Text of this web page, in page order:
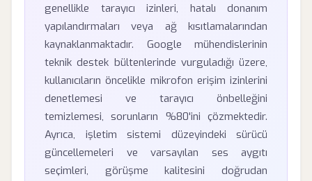
genellikle tarayıcı izinleri, hatalı donanım
yapılandırmaları veya ağ kısıtlamalarından
kaynaklanmaktadır. Google mühendislerinin
teknik destek bültenlerinde vurguladığı üzere,
kullanıcıların öncelikle mikrofon erişim izinlerini
denetlemesi ve tarayıcı önbelleğini
temizlemesi, sorunların %80'ini çözmektedir.
Ayrıca, işletim sistemi düzeyindeki sürücü
güncellemeleri ve varsayılan ses aygıtı
seçimleri, görüşme kalitesini doğrudan